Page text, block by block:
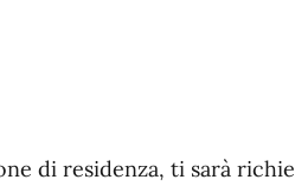
di residenza, ti sarà